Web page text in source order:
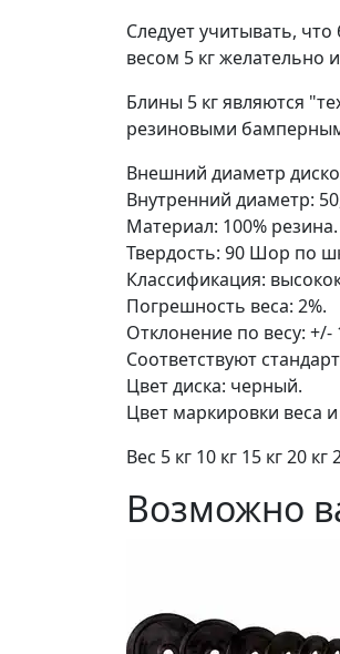
Следует учитывать,
весом 5 кг желательно
Блины 5 кг являются
резиновыми
Внешний диаметр
Внутренний диаметр:
Материал: 100% резина.
Твердость: 90 Шор по
Классификация:
Погрешность веса: 2%.
Отклонение по весу: +/-
Соответствуют
Цвет диска: черный.
Цвет маркировки веса
Вес 5 кг 10 кг 15 кг 20
Возможно